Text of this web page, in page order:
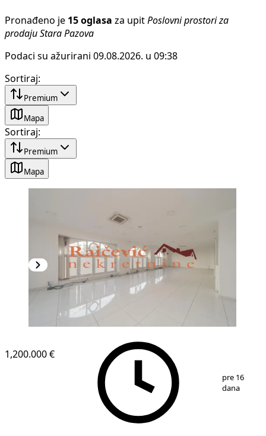
Pronađeno je 15 oglasa za upit Poslovni prostori za
prodaju Stara Pazova
Podaci su ažurirani 09.08.2026. u 09:38
Sortiraj:
Premium
Mapa
Sortiraj:
Premium
Mapa
1,200.000 €
pre 16
dana